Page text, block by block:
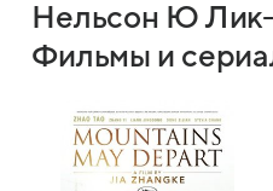
Нельсон Ю
Фильмы и